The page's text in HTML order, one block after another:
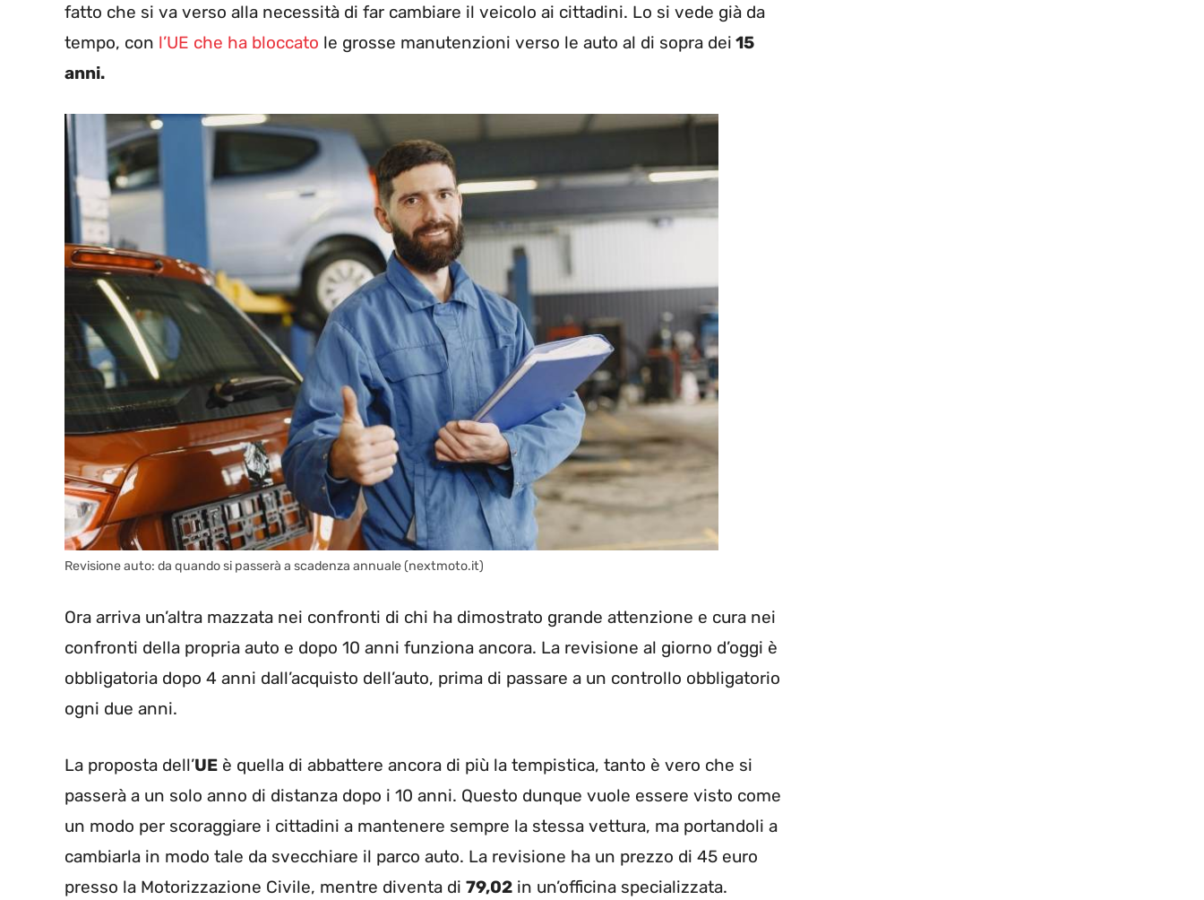
fatto che si va verso alla necessità di far cambiare il veicolo ai cittadini. Lo si vede già da
tempo, con l’UE che ha bloccato le grosse manutenzioni verso le auto al di sopra dei 15
anni.
Revisione auto: da quando si passerà a scadenza annuale (nextmoto.it)
Ora arriva un’altra mazzata nei confronti di chi ha dimostrato grande attenzione e cura nei
confronti della propria auto e dopo 10 anni funziona ancora. La revisione al giorno d’oggi è
obbligatoria dopo 4 anni dall’acquisto dell’auto, prima di passare a un controllo obbligatorio
ogni due anni.
La proposta dell’UE è quella di abbattere ancora di più la tempistica, tanto è vero che si
passerà a un solo anno di distanza dopo i 10 anni. Questo dunque vuole essere visto come
un modo per scoraggiare i cittadini a mantenere sempre la stessa vettura, ma portandoli a
cambiarla in modo tale da svecchiare il parco auto. La revisione ha un prezzo di 45 euro
presso la Motorizzazione Civile, mentre diventa di 79,02 in un’officina specializzata.